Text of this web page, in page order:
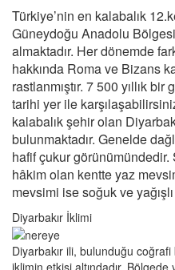
Türkiye’nin en kalabalık
Güneydoğu Anadolu
almaktadır. Her dönemde
hakkında Roma ve Bizans
rastlanmıştır. 7 500 yıllık
tarihi yer ile
kalabalık şehir olan
bulunmaktadır. Genelde
hafif çukur
hâkim olan kentte yaz
mevsimi ise soğuk ve
Diyarbakır İklimi
Diyarbakır ili, bulunduğu